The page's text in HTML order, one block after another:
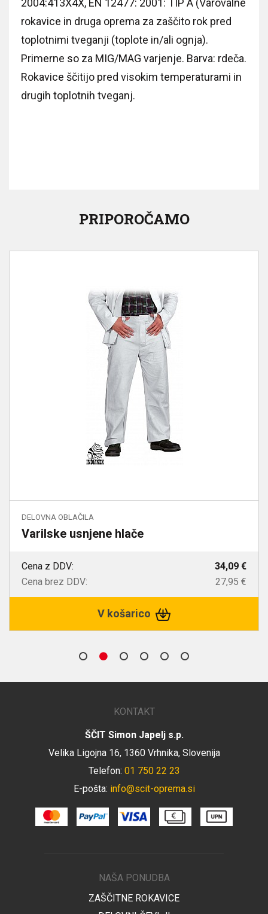
2004:413X4X, EN 12477: 2001: TIP A (Varovalne
rokavice in druga oprema za zaščito rok pred
toplotnimi tveganji (toplote in/ali ognja).
Primerne so za MIG/MAG varjenje. Barva: rdeča.
Rokavice ščitijo pred visokim temperaturami in
drugih toplotnih tveganj.
PRIPOROČAMO
DELOVNA OBLAČILA
Varilske usnjene hlače
Cena z DDV:
34,09 €
Cena brez DDV:
27,95 €
V košarico
KONTAKT
ŠČIT Simon Japelj s.p.
Velika Ligojna 16, 1360 Vrhnika, Slovenija
Telefon: 01 750 22 23
E-pošta: info@scit-oprema.si
NAŠA PONUDBA
ZAŠČITNE ROKAVICE